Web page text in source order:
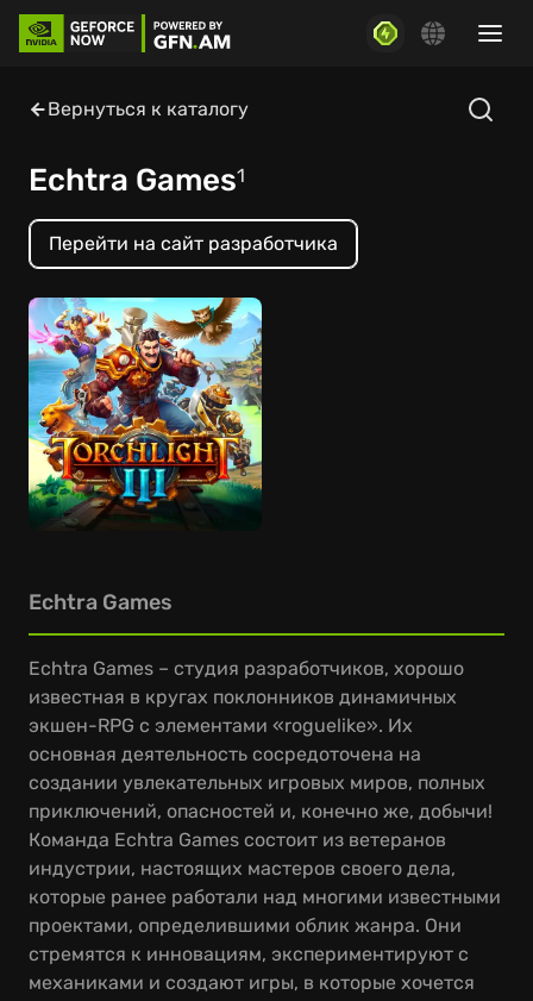
Вернуться к каталогу
Echtra Games1
Перейти на сайт разработчика
Echtra Games
Echtra Games – студия разработчиков, хорошо
известная в кругах поклонников динамичных
экшен-RPG с элементами «roguelike». Их
основная деятельность сосредоточена на
создании увлекательных игровых миров, полных
приключений, опасностей и, конечно же, добычи!
Команда Echtra Games состоит из ветеранов
индустрии, настоящих мастеров своего дела,
которые ранее работали над многими известными
проектами, определившими облик жанра. Они
стремятся к инновациям, экспериментируют с
механиками и создают игры, в которые хочется